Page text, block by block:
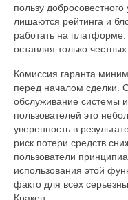
пользу
лишаются рейтинга и
работать на платформе.
оставляя только
Комиссия гаранта
перед началом сделки.
обслуживание системы
пользователей это
уверенность в
риск потери средств
пользователи
использования этой
факто для всех
Кракен.